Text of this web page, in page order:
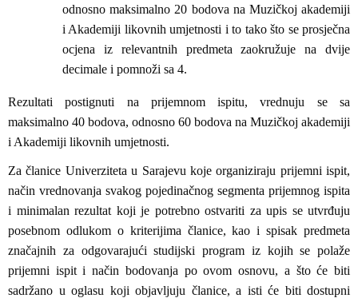
odnosno maksimalno 20 bodova na Muzičkoj akademiji
i Akademiji likovnih umjetnosti i to tako što se prosječna
ocjena iz relevantnih predmeta zaokružuje na dvije
decimale i pomnoži sa 4.
Rezultati postignuti na prijemnom ispitu, vrednuju se sa
maksimalno 40 bodova, odnosno 60 bodova na Muzičkoj akademiji
i Akademiji likovnih umjetnosti.
Za članice Univerziteta u Sarajevu koje organiziraju prijemni ispit,
način vrednovanja svakog pojedinačnog segmenta prijemnog ispita
i minimalan rezultat koji je potrebno ostvariti za upis se utvrđuju
posebnom odlukom o kriterijima članice, kao i spisak predmeta
značajnih za odgovarajući studijski program iz kojih se polaže
prijemni ispit i način bodovanja po ovom osnovu, a što će biti
sadržano u oglasu koji objavljuju članice, a isti će biti dostupni